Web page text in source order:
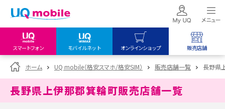
スマートフォン モバイルネット オンラインショップ 販売店舗
my UQ WiMAX
UQ WiMAX ご契約の方
My UQ mobile
UQ mobile
オンラインショップ
UQ WiMAX
UQ mobile
販売店舗
UQ WiMAX
ホーム UQ mobile（格安スマホ/格安SIM） 販売店舗一覧 長野県
長野県上伊那郡箕輪町販売店舗一覧